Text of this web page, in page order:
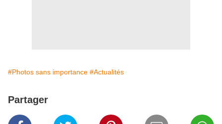
#Photos sans importance #Actualités
Partager